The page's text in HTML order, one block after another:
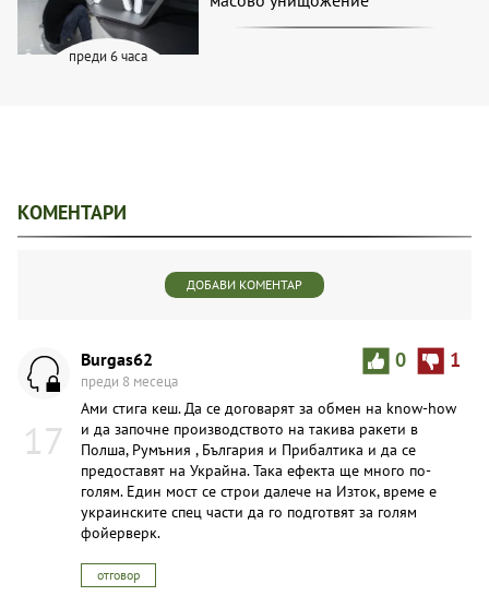
преди 6 часа
КОМЕНТАРИ
ДОБАВИ КОМЕНТАР
17
0 1
Burgas62
преди 8 месеца
Ами стига кеш. Да се договарят за обмен на know-how
и да започне производството на такива ракети в
Полша, Румъния , България и Прибалтика и да се
предоставят на Украйна. Така ефекта ще много по-
голям. Един мост се строи далече на Изток, време е
украинските спец части да го подготвят за голям
фойерверк.
отговор